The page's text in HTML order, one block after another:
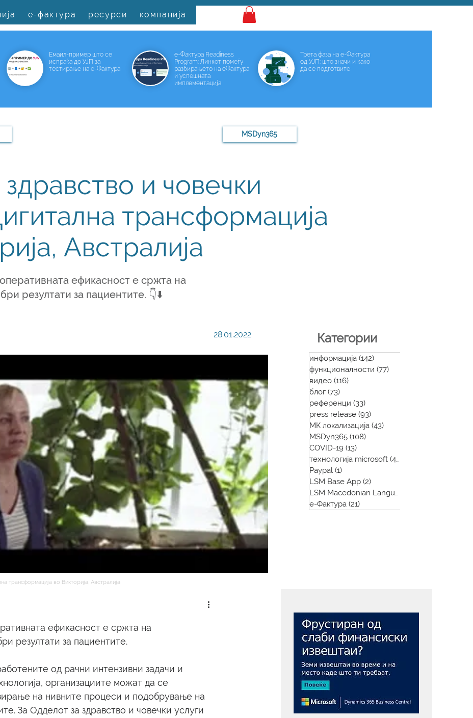
е-фактура ресурси компанија
Емаил-пример што се
испраќа до УЈП за
тестирање на е-Фактура
е-Фактура Readiness
Program: Линкот помеѓу
разбирањето на еФактура
и успешната
имплементација
Трета фаза на е-Фактура
од УЈП: што значи и како
да се подготвите
MSDyn365
и човечки
трансформација
Австралија
ефикасност е сржта на
резултати за пациентите. 👇⬇️
28.01.2022
трансформација во Викторија, Австралија
Категории
информација (142)142 posts
функционалности (77)77 posts
видео (116)116 posts
блог (73)73 posts
референци (33)33 posts
press release (93)93 posts
МК локализација (43)43 posts
MSDyn365 (108)108 posts
COVID-19 (13)13 posts
технологија microsoft (48)
Paypal (1)1 post
LSM Base App (2)2 posts
LSM Macedonian Language App
е-Фактура (21)21 post
ефикасност е сржта на
резултати за пациентите.
од рачни интензивни задачи и
организациите можат да се
на нивните процеси и подобрување на
За Одделот за здравство и човечки услуги